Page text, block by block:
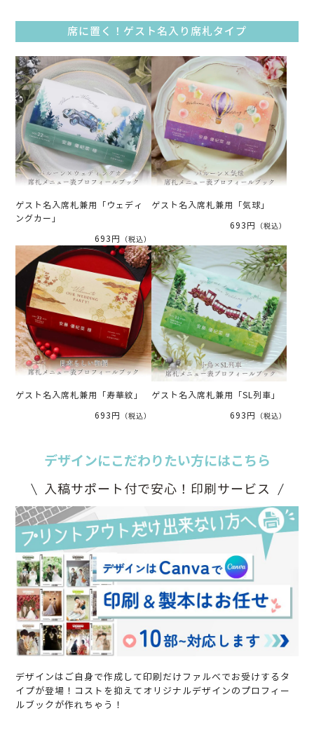
席に置く！ゲスト名入り席札タイプ
ゲスト名入席札兼用「ウェディ
ングカー」
693円
（税込）
ゲスト名入席札兼用「気球」
693円
（税込）
ゲスト名入席札兼用「寿華紋」
693円
（税込）
ゲスト名入席札兼用「SL列車」
693円
（税込）
デザインにこだわりたい方にはこちら
入稿サポート付で安心！印刷サービス
デザインはご自身で作成して印刷だけファルべでお受けするタ
イプが登場！コストを抑えてオリジナルデザインのプロフィー
ルブックが作れちゃう！